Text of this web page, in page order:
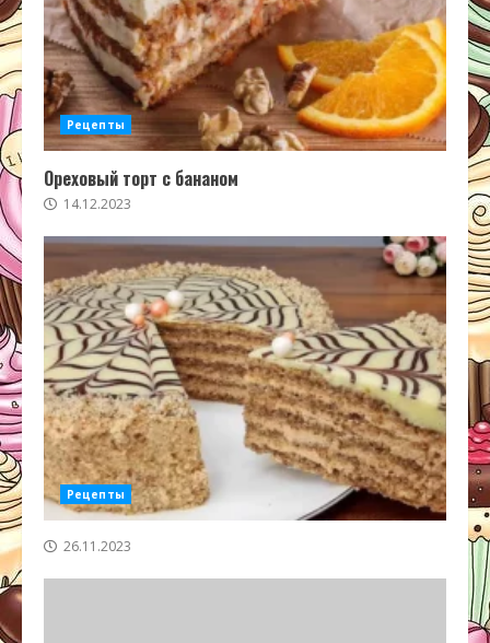
Рецепты
Ореховый торт с бананом
14.12.2023
Рецепты
26.11.2023